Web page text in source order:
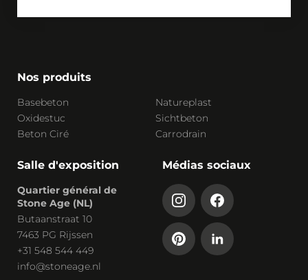
Nos produits
Basebeton
Natureplast
Oxidestuc
Sichtbeton
Beton Ciré
Carrodrain
Salle d'exposition
Quartier général de
Stone Age (NL)
Butaanstraat 10
7463 PG Rijssen
+31 548 544 449
info@stoneage.nl
Médias sociaux